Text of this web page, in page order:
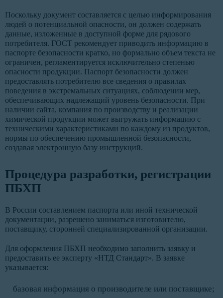
Поскольку документ составляется с целью информирования
людей о потенциальной опасности, он должен содержать
данные, изложенные в доступной форме для рядового
потребителя. ГОСТ рекомендует приводить информацию в
паспорте безопасности кратко, но формально объем текста не
ограничен, регламентируется исключительно степенью
опасности продукции. Паспорт безопасности должен
предоставлять потребителю все сведения о правилах
поведения в экстремальных ситуациях, соблюдении мер,
обеспечивающих надлежащий уровень безопасности. При
наличии сайта, компания по производству и реализации
химической продукции может выгружать информацию с
техническими характеристиками по каждому из продуктов,
нормы по обеспечению промышленной безопасности,
создавая электронную базу инструкций.
Процедура разработки, регистрации
ПБХП
В России составлением паспорта или иной технической
документации, разрешено заниматься изготовителю,
поставщику, сторонней специализированной организации.
Для оформления ПБХП необходимо заполнить заявку и
предоставить ее эксперту «НТД Стандарт». В заявке
указывается:
базовая информация о производителе или поставщике;